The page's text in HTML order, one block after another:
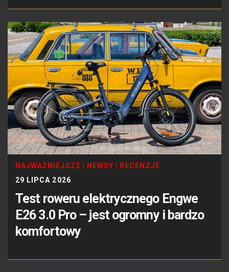
NAJWAŻNIEJSZE NEWSY
RECENZJE
29 LIPCA 2026
Test roweru elektrycznego Engwe
E26 3.0 Pro – jest ogromny i bardzo
komfortowy